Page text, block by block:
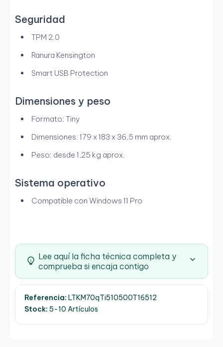
Seguridad
TPM 2.0
Ranura Kensington
Smart USB Protection
Dimensiones y peso
Formato: Tiny
Dimensiones: 179 x 183 x 36,5 mm aprox.
Peso: desde 1,25 kg aprox.
Sistema operativo
Compatible con Windows 11 Pro
Lee aquí la ficha técnica completa y
comprueba si encaja contigo
Referencia: LTKM70qTi510500T16512
Stock: 5-10 Artículos